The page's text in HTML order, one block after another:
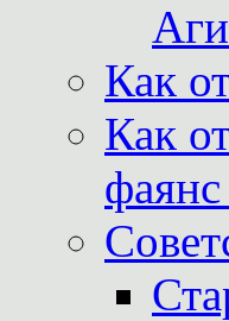
Как
Как